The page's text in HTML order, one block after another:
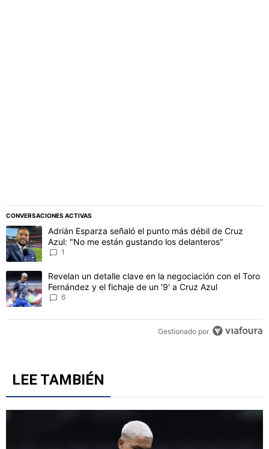
CONVERSACIONES ACTIVAS
Este listado muestra los artículos con más comentarios en los
Un artículo de tendencia con el título "Adrián Esparza señaló el
Adrián Esparza señaló el punto más débil de Cruz
Azul: "No me están gustando los delanteros"
1
Un artículo de tendencia con el título "Revelan un detalle clave
Revelan un detalle clave en la negociación con el Toro
Fernández y el fichaje de un '9' a Cruz Azul
6
Gestionado por
LEE TAMBIÉN